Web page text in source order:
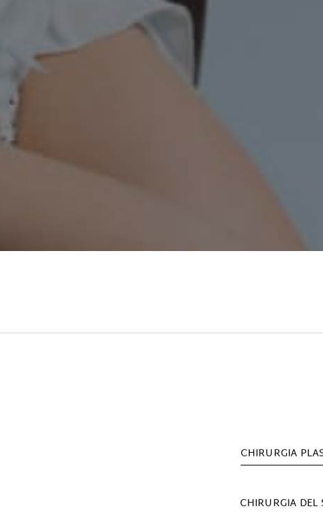
CHIRURGIA
CHIRURGIA DEL